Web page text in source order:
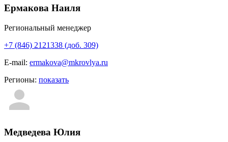
Ермакова Наиля
Региональный менеджер
+7 (846) 2121338 (доб. 309)
E-mail: ermakova@mkrovlya.ru
Регионы: показать
Медведева Юлия